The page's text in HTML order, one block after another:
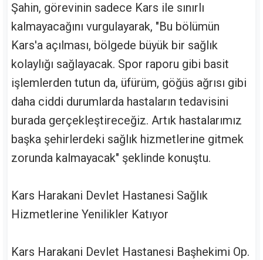
Şahin, görevinin sadece Kars ile sınırlı
kalmayacağını vurgulayarak, "Bu bölümün
Kars'a açılması, bölgede büyük bir sağlık
kolaylığı sağlayacak. Spor raporu gibi basit
işlemlerden tutun da, üfürüm, göğüs ağrısı gibi
daha ciddi durumlarda hastaların tedavisini
burada gerçekleştireceğiz. Artık hastalarımız
başka şehirlerdeki sağlık hizmetlerine gitmek
zorunda kalmayacak" şeklinde konuştu.
Kars Harakani Devlet Hastanesi Sağlık
Hizmetlerine Yenilikler Katıyor
Kars Harakani Devlet Hastanesi Başhekimi Op.